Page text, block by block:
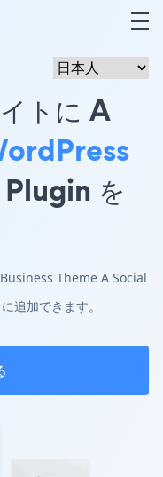
トに A
Plugin を
Theme A Social
追加できます。